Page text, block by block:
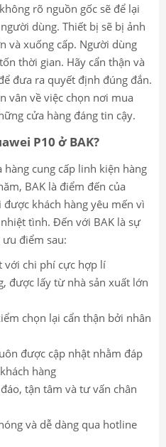
rõ nguồn gốc sẽ để lại
dùng. Thiết bị sẽ bị ảnh
và xuống cấp. Người dùng
thời gian. Hãy cẩn thận và
đưa ra quyết định đúng đắn.
vân về việc chọn nơi mua
cửa hàng đáng tin cậy.
P10 ở BAK?
cung cấp linh kiện hàng
BAK là điểm đến của
khách hàng yêu mến vì
tình. Đến với BAK là sự
điểm sau:
với chi phí cực hợp lí
được lấy từ nhà sản xuất lớn
chọn lại cẩn thận bởi nhân
được cập nhật nhằm đáp
hàng
tận tâm và tư vấn chân
và dễ dàng qua hotline